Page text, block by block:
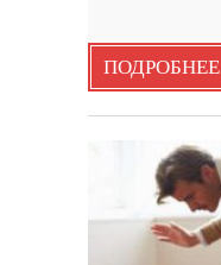
ПОДРОБНЕЕ